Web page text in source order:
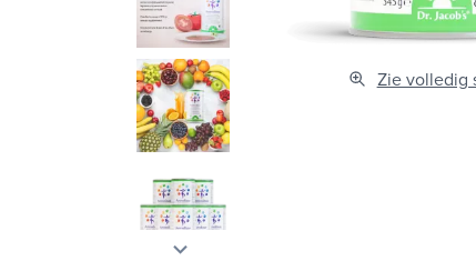
Zie volledig
keyboard_arrow_down